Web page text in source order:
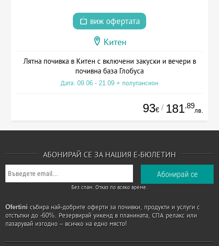
виж офертата
Китен
Лятна почивка в Китен с включени закуски и вечери в
почивна база Глобуса
Дата: 09.06 - 21.09 + полупансион
93€ / 181.89
лв.
АБОНИРАЙ СЕ ЗА НАШИЯ Е-БЮЛЕТИН
Без спам. Отказ по всяко време.
Ofertini събира най-добрите оферти за почивки, продукти и услуги с
отстъпки до -60%. Резервирай уикенд в планината, СПА релакс или
пазарувай изгодно – всичко на едно място!